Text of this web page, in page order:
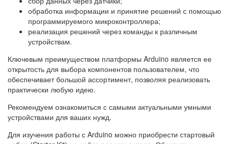
обработка информации и принятие решений с помощью
программируемого микроконтроллера;
реализация решений через команды к различным
устройствам.
Ключевым преимуществом платформы Arduino является ее
открытость для выбора компонентов пользователем, что
обеспечивает большой ассортимент, позволяя реализовать
практически любую идею.
Рекомендуем ознакомиться с самыми актуальными умными
устройствами для ваших нужд.
Для изучения работы с Arduino можно приобрести стартовый